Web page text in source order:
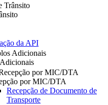
Trânsito
da API
Adicionais
por MIC/DTA
por MIC/DTA
Recepção de Documento de
Transporte